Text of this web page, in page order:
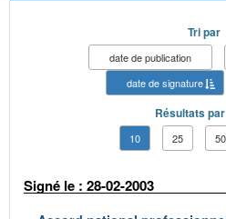
Tri par
date de publication
date de signature
Résultats
10 25 50
Signé le : 28-02-2003